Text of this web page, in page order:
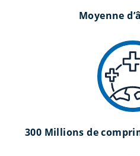
Moyenne
300 Millions de